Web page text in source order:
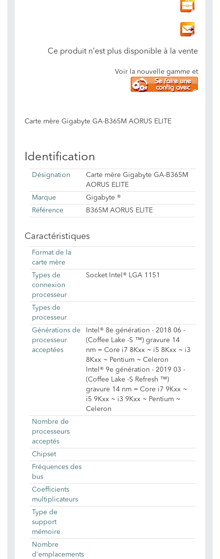
Ce produit n'est plus disponible à la vente
Voir la nouvelle gamme et
Carte mère Gigabyte GA-B365M AORUS ELITE
Identification
Désignation
Carte mère Gigabyte GA-B365M
AORUS ELITE
Marque
Gigabyte ®
Référence
B365M AORUS ELITE
Caractéristiques
Format de la
carte mère
Types de
connexion
processeur
Socket Intel® LGA 1151
Types de
processeur
Générations de
processeur
acceptées
Intel® 8e génération - 2018 06 -
(Coffee Lake -S ™) gravure 14
nm = Core i7 8Kxx ~ i5 8Kxx ~ i3
8Kxx ~ Pentium ~ Celeron
Intel® 9e génération - 2019 03 -
(Coffee Lake -S Refresh ™)
gravure 14 nm = Core i7 9Kxx ~
i5 9Kxx ~ i3 9Kxx ~ Pentium ~
Celeron
Nombre de
processeurs
acceptés
Chipset
Fréquences des
bus
Coefficients
multiplicateurs
Type de
support
mémoire
Nombre
d'emplacements